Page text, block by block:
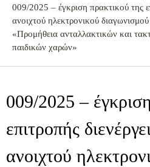
009/2025 – έγκριση πρακτικού της
ανοιχτού ηλεκτρονικού
«Προμήθεια ανταλλακτικών και
παιδικών χαρών»
009/2025 –
επιτροπής
ανοιχτού